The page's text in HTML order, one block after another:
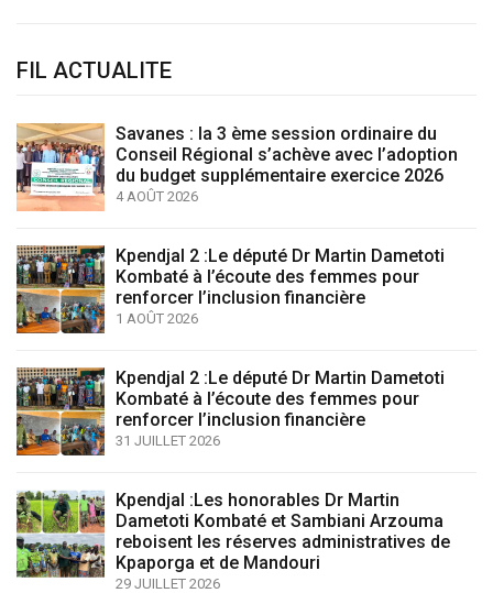
FIL ACTUALITE
Savanes : la 3 ème session ordinaire du
Conseil Régional s’achève avec l’adoption
du budget supplémentaire exercice 2026
4 AOÛT 2026
Kpendjal 2 :Le député Dr Martin Dametoti
Kombaté à l’écoute des femmes pour
renforcer l’inclusion financière
1 AOÛT 2026
Kpendjal 2 :Le député Dr Martin Dametoti
Kombaté à l’écoute des femmes pour
renforcer l’inclusion financière
31 JUILLET 2026
Kpendjal :Les honorables Dr Martin
Dametoti Kombaté et Sambiani Arzouma
reboisent les réserves administratives de
Kpaporga et de Mandouri
29 JUILLET 2026